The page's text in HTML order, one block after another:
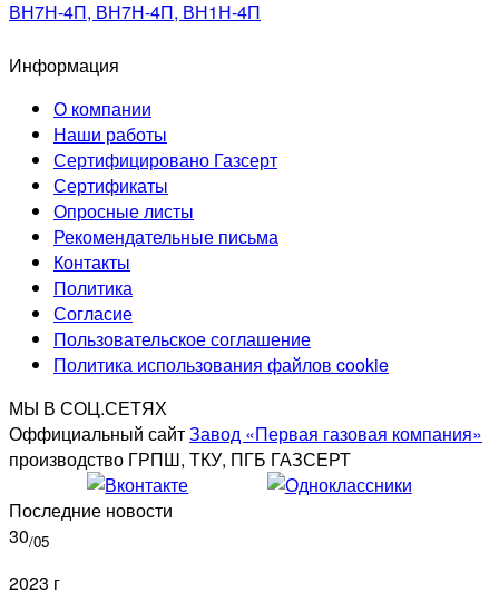
ВН7Н-4П, ВН7Н-4П, ВН1Н-4П
Информация
О компании
Наши работы
Сертифицировано Газсерт
Сертификаты
Опросные листы
Рекомендательные письма
Контакты
Политика
Согласие
Пользовательское соглашение
Политика использования файлов cookie
МЫ В СОЦ.СЕТЯХ
Оффициальный сайтЗавод «Первая газовая компания»
производство ГРПШ, ТКУ, ПГБ ГАЗСЕРТ
Последние новости
30/05
2023 г